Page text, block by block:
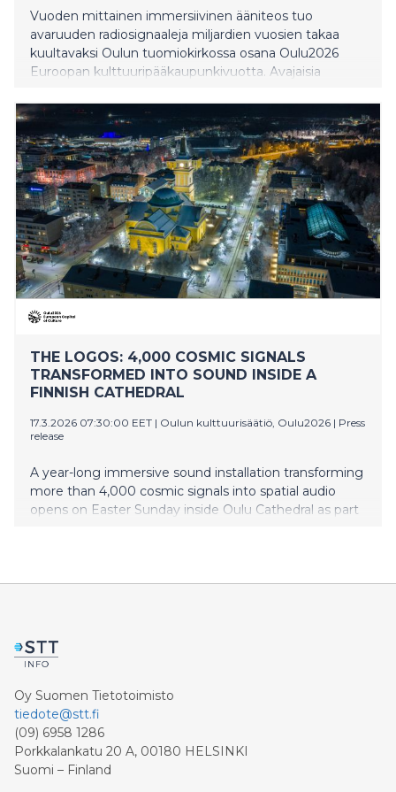
Vuoden mittainen immersiivinen ääniteos tuo
avaruuden radiosignaaleja miljardien vuosien takaa
kuultavaksi Oulun tuomiokirkossa osana Oulu2026
Euroopan kulttuuripääkaupunkivuotta. Avajaisia
Andrew Melchiorin uusi teos. Melchior työskentelee
luovan teknologian parissa ja on tehnyt yhteistyötä
muun muassa David Bowien, Björkin ja Massive
Attackin kanssa. Teos on syntynyt yhteistyössä MIT:n
astrofysiikan tutkijan Kiyoshi Masuin, filosofi Timothy
Mortonin ja Oulun tuomiorovasti Satu Saarisen kanssa.
The Logos nähdään myös Lumo Art & Tech -
festivaalilla marraskuussa 2026.
THE LOGOS: 4,000 COSMIC SIGNALS
TRANSFORMED INTO SOUND INSIDE A
FINNISH CATHEDRAL
17.3.2026 07:30:00 EET | Oulun kulttuurisäätiö, Oulu2026 | Press
release
A year-long immersive sound installation transforming
more than 4,000 cosmic signals into spatial audio
opens on Easter Sunday inside Oulu Cathedral as part
projects with David Bowie, Björk and Massive Attack
Cathedral Dean Satu Saarinen, will also feature in the
Lumo Art & Tech Festival in November 2026.
Oy Suomen Tietotoimisto
tiedote@stt.fi
(09) 6958 1286
Porkkalankatu 20 A, 00180 HELSINKI
Suomi – Finland